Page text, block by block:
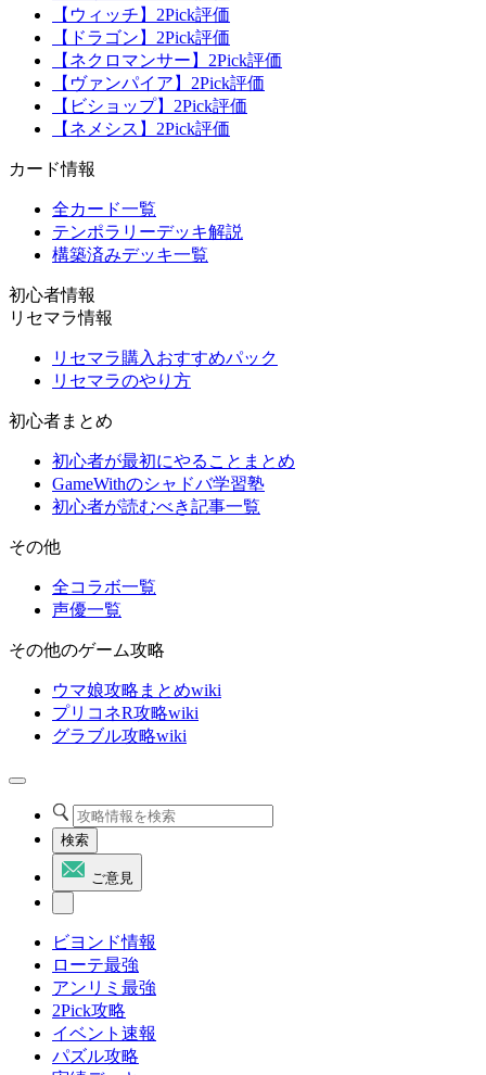
【ウィッチ】2Pick評価
【ドラゴン】2Pick評価
【ネクロマンサー】2Pick評価
【ヴァンパイア】2Pick評価
【ビショップ】2Pick評価
【ネメシス】2Pick評価
カード情報
全カード一覧
テンポラリーデッキ解説
構築済みデッキ一覧
初心者情報
リセマラ情報
リセマラ購入おすすめパック
リセマラのやり方
初心者まとめ
初心者が最初にやることまとめ
GameWithのシャドバ学習塾
初心者が読むべき記事一覧
その他
全コラボ一覧
声優一覧
その他のゲーム攻略
ウマ娘攻略まとめwiki
プリコネR攻略wiki
グラブル攻略wiki
検索
ご意見
ビヨンド情報
ローテ最強
アンリミ最強
2Pick攻略
イベント速報
パズル攻略